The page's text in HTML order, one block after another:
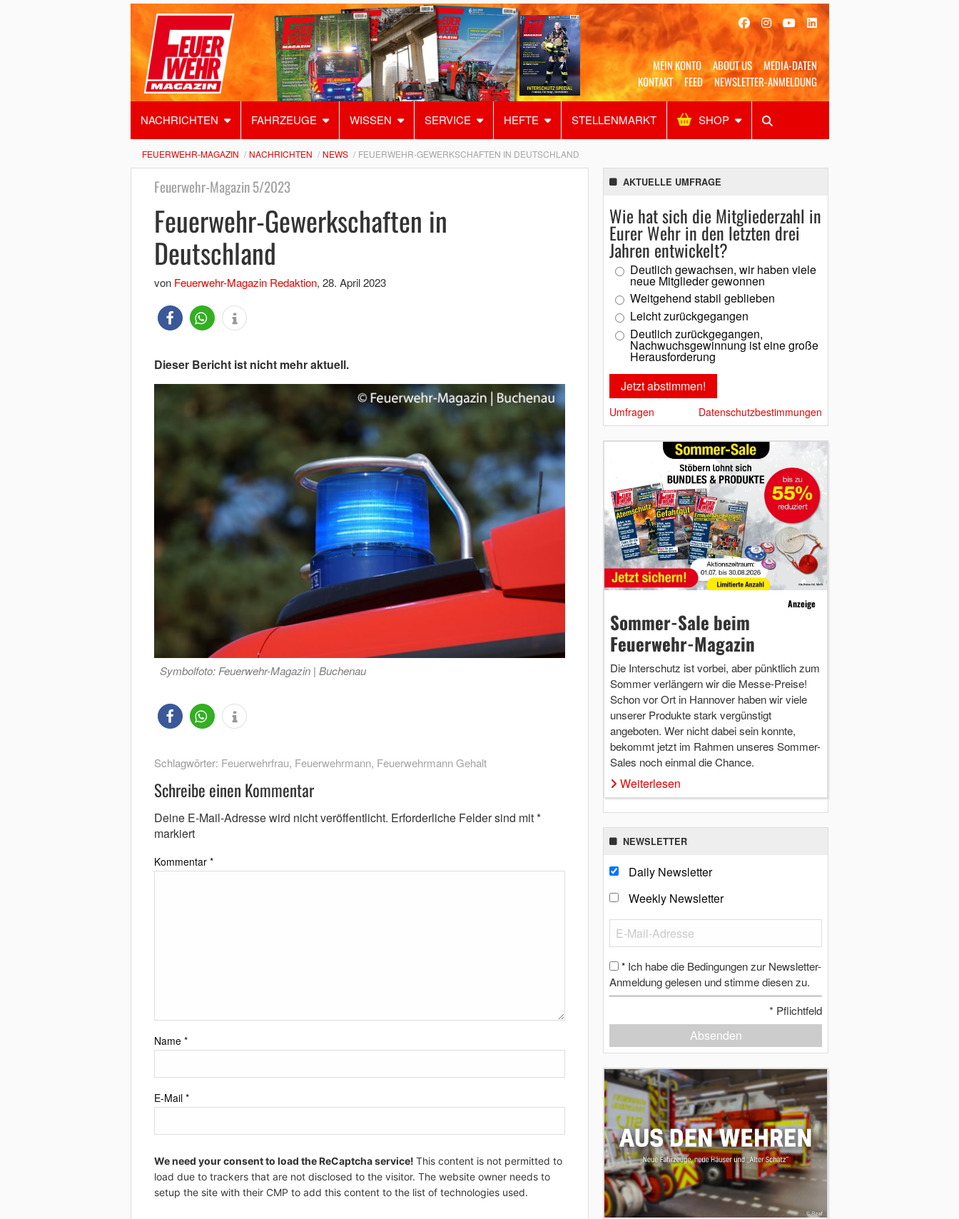
MEIN KONTO ABOUT US
MEDIA-DATEN
KONTAKT
FEED NEWSLETTER-ANMELDUNG
NACHRICHTEN FAHRZEUGE WISSEN SERVICE HEFTE STELLENMARKT SHOP
Alles Shop SUCHEN
FEUERWEHR-MAGAZIN NACHRICHTEN NEWS FEUERWEHR-GEWERKSCHAFTEN IN DEUTSCHLAND
Feuerwehr-Magazin 5/2023
Feuerwehr-Gewerkschaften in
Deutschland
von Feuerwehr-Magazin Redaktion, 28. April 2023
Dieser Bericht ist nicht mehr aktuell.
Symbolfoto: Feuerwehr-Magazin | Buchenau
Schlagwörter: Feuerwehrfrau, Feuerwehrmann, Feuerwehrmann Gehalt
Schreibe einen Kommentar
Deine E-Mail-Adresse wird nicht veröffentlicht. Erforderliche Felder sind mit*
markiert
Kommentar *
Name *
E-Mail *
We need your consent to load the ReCaptcha service! This content is not permitted to
load due to trackers that are not disclosed to the visitor. The website owner needs to
setup the site with their CMP to add this content to the list of technologies used.
AKTUELLE UMFRAGE
Wie hat sich die Mitgliederzahl in
Eurer Wehr in den letzten drei
Jahren entwickelt?
Deutlich gewachsen, wir haben viele
neue Mitglieder gewonnen
Weitgehend stabil geblieben
Leicht zurückgegangen
Deutlich zurückgegangen,
Nachwuchsgewinnung ist eine große
Herausforderung
Umfragen Datenschutzbestimmungen
Anzeige
Sommer-Sale beim
Feuerwehr-Magazin
Die Interschutz ist vorbei, aber pünktlich zum
Sommer verlängern wir die Messe-Preise!
Schon vor Ort in Hannover haben wir viele
unserer Produkte stark vergünstigt
angeboten. Wer nicht dabei sein konnte,
bekommt jetzt im Rahmen unseres Sommer-
Sales noch einmal die Chance.
Weiterlesen
NEWSLETTER
Daily Newsletter
Weekly Newsletter
* Ich habe die Bedingungen zur Newsletter-
Anmeldung gelesen und stimme diesen zu.
* Pflichtfeld
Absenden